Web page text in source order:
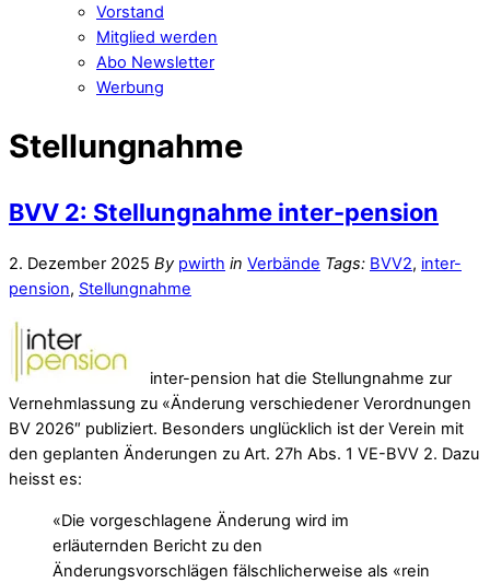
Vorstand
Mitglied werden
Abo Newsletter
Werbung
Stellungnahme
BVV 2: Stellungnahme inter-pension
2. Dezember 2025 By pwirth in Verbände Tags: BVV2, inter-
pension, Stellungnahme
inter-pension hat die Stellungnahme zur
Vernehmlassung zu «Änderung verschiedener Verordnungen
BV 2026″ publiziert. Besonders unglücklich ist der Verein mit
den geplanten Änderungen zu Art. 27h Abs. 1 VE-BVV 2. Dazu
heisst es:
«Die vorgeschlagene Änderung wird im
erläuternden Bericht zu den
Änderungsvorschlägen fälschlicherweise als «rein